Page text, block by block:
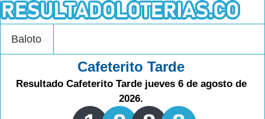
Baloto
Cafeterito Tarde
Resultado Cafeterito Tarde jueves 6 de agosto de
2026.